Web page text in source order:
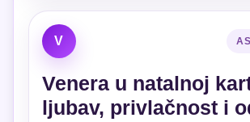
V
Venera u natalnoj
ljubav, privlačnost i